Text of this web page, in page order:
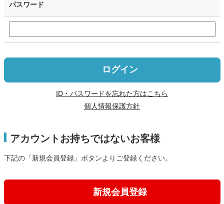
パスワード
ログイン
ID・パスワードを忘れた方はこちら
個人情報保護方針
アカウントお持ちではないお客様
下記の「新規会員登録」ボタンよりご登録ください。
新規会員登録